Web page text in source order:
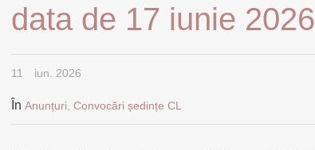
data de 17 iunie 2026
11 iun. 2026
În Anunțuri Convocări ședințe CL